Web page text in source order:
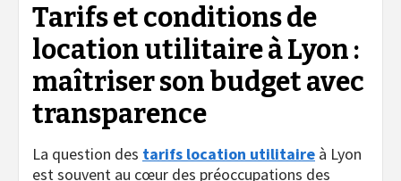
Tarifs et conditions de
location utilitaire à Lyon :
maîtriser son budget avec
transparence
La question des tarifs location utilitaire à Lyon
est souvent au cœur des préoccupations des